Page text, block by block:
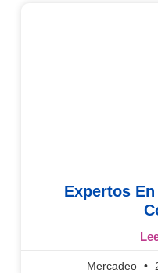
Expertos
Mercadeo